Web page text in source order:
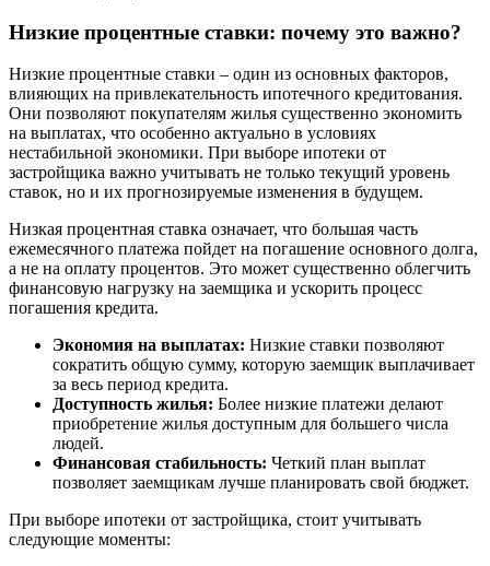
Низкие процентные ставки: почему это важно?
Низкие процентные ставки – один из основных факторов,
влияющих на привлекательность ипотечного кредитования.
Они позволяют покупателям жилья существенно экономить
на выплатах, что особенно актуально в условиях
нестабильной экономики. При выборе ипотеки от
застройщика важно учитывать не только текущий уровень
ставок, но и их прогнозируемые изменения в будущем.
Низкая процентная ставка означает, что большая часть
ежемесячного платежа пойдет на погашение основного долга,
а не на оплату процентов. Это может существенно облегчить
финансовую нагрузку на заемщика и ускорить процесс
погашения кредита.
Экономия на выплатах: Низкие ставки позволяют
сократить общую сумму, которую заемщик выплачивает
за весь период кредита.
Доступность жилья: Более низкие платежи делают
приобретение жилья доступным для большего числа
людей.
Финансовая стабильность: Четкий план выплат
позволяет заемщикам лучше планировать свой бюджет.
При выборе ипотеки от застройщика, стоит учитывать
следующие моменты: